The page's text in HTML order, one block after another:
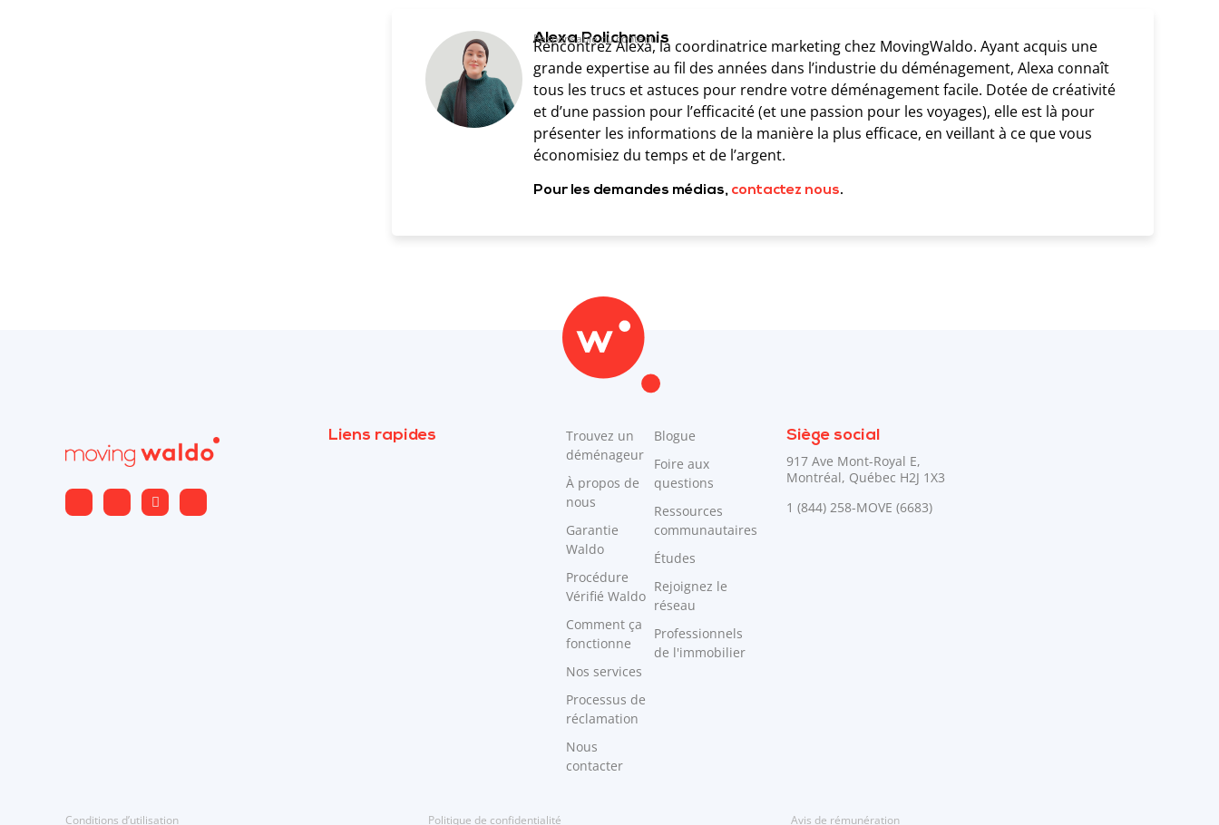
Alexa Polichronis
Responsable du contenu
Rencontrez Alexa, la coordinatrice marketing chez MovingWaldo. Ayant acquis une
grande expertise au fil des années dans l’industrie du déménagement, Alexa connaît
tous les trucs et astuces pour rendre votre déménagement facile. Dotée de créativité
et d’une passion pour l’efficacité (et une passion pour les voyages), elle est là pour
présenter les informations de la manière la plus efficace, en veillant à ce que vous
économisiez du temps et de l’argent.
Pour les demandes médias, contactez nous.
Liens rapides
Trouvez un
déménageur
À propos de
nous
Garantie
Waldo
Procédure
Vérifié Waldo
Comment ça
fonctionne
Nos services
Processus de
réclamation
Nous
contacter
Blogue
Foire aux
questions
Ressources
communautaires
Études
Rejoignez le
réseau
Professionnels
de l'immobilier
Siège social
917 Ave Mont-Royal E,
Montréal, Québec H2J 1X3
1 (844) 258-MOVE (6683)
Conditions d’utilisation Politique de confidentialité Avis de rémunération